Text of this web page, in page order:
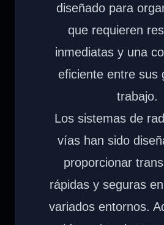
diseñado para
que requieren
inmediatas y una
eficiente entre sus
trabajo.
Los sistemas de
vías han sido
proporcionar
rápidas y seguras
variados entornos.